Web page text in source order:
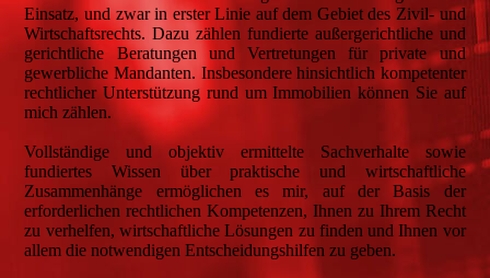
Einsatz, und zwar in erster Linie auf dem Gebiet des Zivil- und
Wirtschaftsrechts. Dazu zählen fundierte außergerichtliche und
gerichtliche Beratungen und Vertretungen für private und
gewerbliche Mandanten. Insbesondere hinsichtlich kompetenter
rechtlicher Unterstützung rund um Immobilien können Sie auf
mich zählen.
Vollständige und objektiv ermittelte Sachverhalte sowie
fundiertes Wissen über praktische und wirtschaftliche
Zusammenhänge ermöglichen es mir, auf der Basis der
erforderlichen rechtlichen Kompetenzen, Ihnen zu Ihrem Recht
zu verhelfen, wirtschaftliche Lösungen zu finden und Ihnen vor
allem die notwendigen Entscheidungshilfen zu geben.